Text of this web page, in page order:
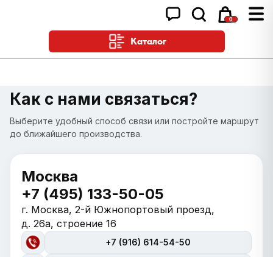
0
Каталог
Как с нами связаться?
Выберите удобный способ связи или постройте маршрут
до ближайшего производства.
Москва
+7 (495) 133-50-05
г. Москва, 2-й Южнопортовый проезд,
д. 26а, строение 16
+7 (916) 614-54-50